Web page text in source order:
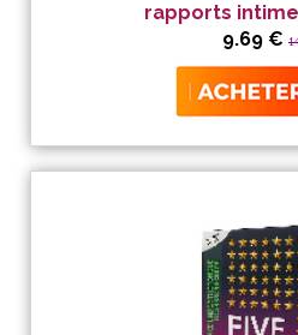
rapports
9.69 €